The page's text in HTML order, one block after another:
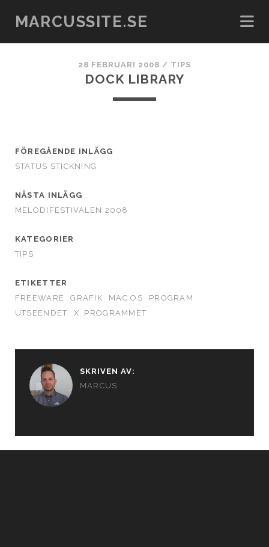
MARCUSSITE.SE
28 FEBRUARI 2008 / TIPS
DOCK LIBRARY
FÖREGÅENDE INLÄGG
STATUS STICKNING
NÄSTA INLÄGG
MELODIFESTIVALEN 2008
KATEGORIER
TIPS
ETIKETTER
FREEWARE
GRAFIK MAC OS
PROGRAM
UTSEENDET
X. PROGRAMMET
SKRIVEN AV:
MARCUS